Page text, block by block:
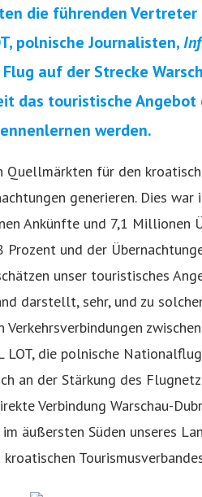
die führenden Vertreter
polnische Journalisten,
auf der Strecke
das touristische
werden.
für den
generieren. Dies
Ankünfte und 7,1 Millionen
und der
unser touristisches
darstellt, sehr, und zu
LOT, die polnische
an der Stärkung des
Verbindung Warschau-
äußersten Süden unseres